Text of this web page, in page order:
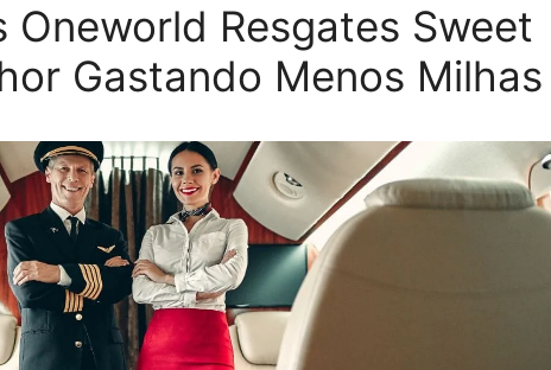
Oneworld Resgates Sweet
Gastando Menos Milhas